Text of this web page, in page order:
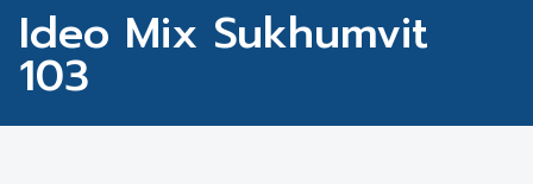
Ideo Mix Sukhumvit
103